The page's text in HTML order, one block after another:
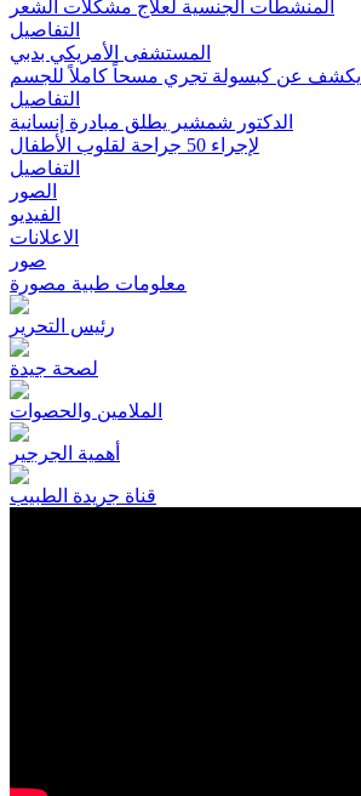
المنشطات الجنسية لعلاج مشكلات الشعر
التفاصيل
المستشفى الأمريكي بدبي
يكشف عن كبسولة تجري مسحاً كاملاً للجسم
التفاصيل
الدكتور شمشير يطلق مبادرة إنسانية
لإجراء 50 جراحة لقلوب الأطفال
التفاصيل
الصور
الفيديو
الاعلانات
صور
معلومات طبية مصورة
رئيس التحرير
لصحة جيدة
الملامين والحصوات
أهمية الجرجير
قناة جريدة الطبيب